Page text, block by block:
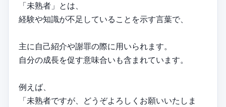
「未熟者」とは、
経験や知識が不足していることを示す言葉で、
主に自己紹介や謝罪の際に用いられます。
自分の成長を促す意味合いも含まれています。
例えば、
「未熟者ですが、どうぞよろしくお願いいたしま